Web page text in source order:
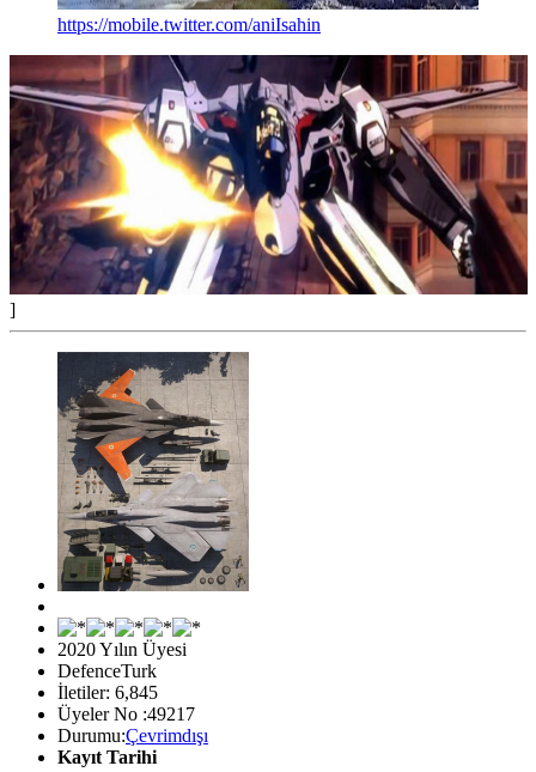
https://mobile.twitter.com/aniIsahin
]
2020 Yılın Üyesi
DefenceTurk
İletiler: 6,845
Üyeler No :49217
Durumu:Çevrimdışı
Kayıt Tarihi